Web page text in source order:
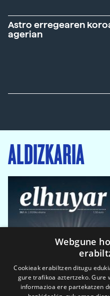
Astro erregearen
agerian
ALDIZKARIA
Webgune
Cookieak erabiltzen ditugu
gure trafikoa aztertzeko. Gure
informazioa ere partekatzen